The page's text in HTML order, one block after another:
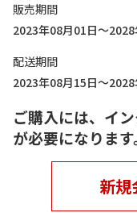
販売期間
2023年08月01日～
配送期間
2023年08月15日～
ご購入には、イ
が必要になります
新規